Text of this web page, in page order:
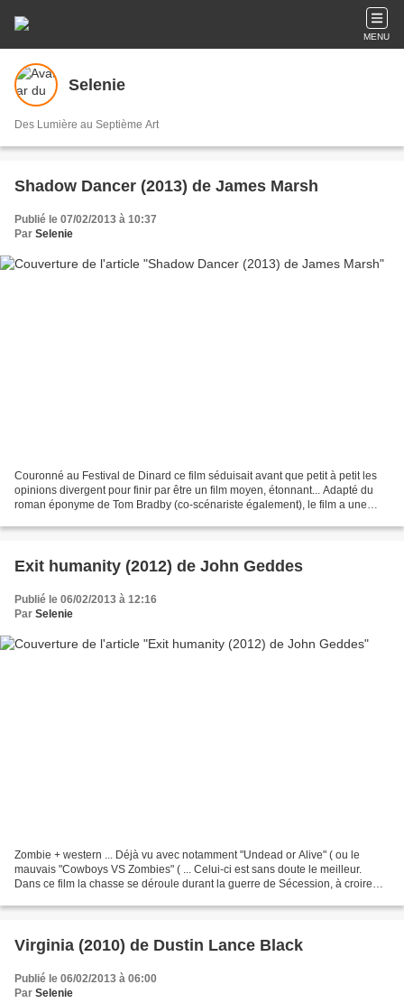
MENU
Selenie
Des Lumière au Septième Art
Shadow Dancer (2013) de James Marsh
Publié le 07/02/2013 à 10:37
Par Selenie
Couronné au Festival de Dinard ce film séduisait avant que petit à petit les
opinions divergent pour finir par être un film moyen, étonnant... Adapté du
roman éponyme de Tom Bradby (co-scénariste également), le film a une
Exit humanity (2012) de John Geddes
Publié le 06/02/2013 à 12:16
Par Selenie
Zombie + western ... Déjà vu avec notamment "Undead or Alive" ( ou le
mauvais "Cowboys VS Zombies" ( ... Celui-ci est sans doute le meilleur.
Dans ce film la chasse se déroule durant la guerre de Sécession, à croire
Virginia (2010) de Dustin Lance Black
Publié le 06/02/2013 à 06:00
Par Selenie